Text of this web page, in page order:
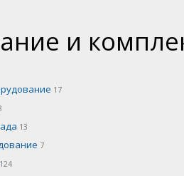
и
17
13
7
124